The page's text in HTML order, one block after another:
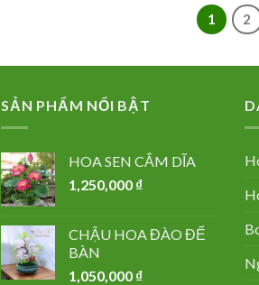
1 2
SẢN PHẨM NỔI BẬT
HOA SEN CẮM DĨA
1,250,000 ₫
CHẬU HOA ĐÀO ĐỂ
BÀN
1,050,000 ₫